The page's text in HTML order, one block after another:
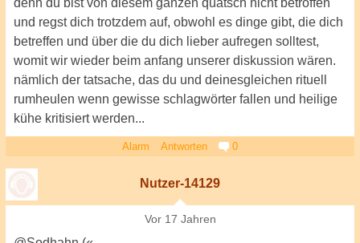
denn du bist von diesem ganzen quatsch nicht betroffen
und regst dich trotzdem auf, obwohl es dinge gibt, die dich
betreffen und über die du dich lieber aufregen solltest,
womit wir wieder beim anfang unserer diskussion wären.
nämlich der tatsache, das du und deinesgleichen rituell
rumheulen wenn gewisse schlagwörter fallen und heilige
kühe kritisiert werden...
Alarm Antworten 0
Nutzer-14129
Vor 17 Jahren